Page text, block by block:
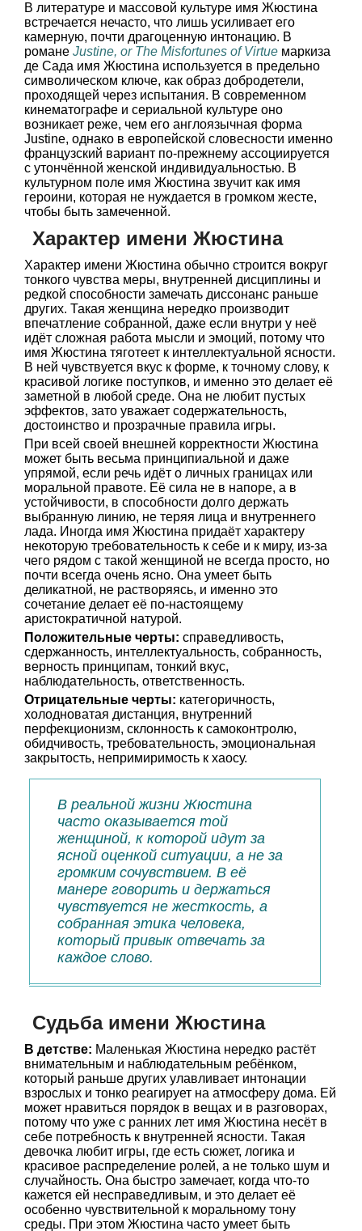
В литературе и массовой культуре имя Жюстина
встречается нечасто, что лишь усиливает его
камерную, почти драгоценную интонацию. В
романе Justine, or The Misfortunes of Virtue маркиза
де Сада имя Жюстина используется в предельно
символическом ключе, как образ добродетели,
проходящей через испытания. В современном
кинематографе и сериальной культуре оно
возникает реже, чем его англоязычная форма
Justine, однако в европейской словесности именно
французский вариант по-прежнему ассоциируется
с утончённой женской индивидуальностью. В
культурном поле имя Жюстина звучит как имя
героини, которая не нуждается в громком жесте,
чтобы быть замеченной.
Характер имени Жюстина
Характер имени Жюстина обычно строится вокруг
тонкого чувства меры, внутренней дисциплины и
редкой способности замечать диссонанс раньше
других. Такая женщина нередко производит
впечатление собранной, даже если внутри у неё
идёт сложная работа мысли и эмоций, потому что
имя Жюстина тяготеет к интеллектуальной ясности.
В ней чувствуется вкус к форме, к точному слову, к
красивой логике поступков, и именно это делает её
заметной в любой среде. Она не любит пустых
эффектов, зато уважает содержательность,
достоинство и прозрачные правила игры.
При всей своей внешней корректности Жюстина
может быть весьма принципиальной и даже
упрямой, если речь идёт о личных границах или
моральной правоте. Её сила не в напоре, а в
устойчивости, в способности долго держать
выбранную линию, не теряя лица и внутреннего
лада. Иногда имя Жюстина придаёт характеру
некоторую требовательность к себе и к миру, из-за
чего рядом с такой женщиной не всегда просто, но
почти всегда очень ясно. Она умеет быть
деликатной, не растворяясь, и именно это
сочетание делает её по-настоящему
аристократичной натурой.
Положительные черты: справедливость,
сдержанность, интеллектуальность, собранность,
верность принципам, тонкий вкус,
наблюдательность, ответственность.
Отрицательные черты: категоричность,
холодноватая дистанция, внутренний
перфекционизм, склонность к самоконтролю,
обидчивость, требовательность, эмоциональная
закрытость, непримиримость к хаосу.
В реальной жизни Жюстина
часто оказывается той
женщиной, к которой идут за
ясной оценкой ситуации, а не за
громким сочувствием. В её
манере говорить и держаться
чувствуется не жесткость, а
собранная этика человека,
который привык отвечать за
каждое слово.
Судьба имени Жюстина
В детстве: Маленькая Жюстина нередко растёт
внимательным и наблюдательным ребёнком,
который раньше других улавливает интонации
взрослых и тонко реагирует на атмосферу дома. Ей
может нравиться порядок в вещах и в разговорах,
потому что уже с ранних лет имя Жюстина несёт в
себе потребность к внутренней ясности. Такая
девочка любит игры, где есть сюжет, логика и
красивое распределение ролей, а не только шум и
случайность. Она быстро замечает, когда что-то
кажется ей несправедливым, и это делает её
особенно чувствительной к моральному тону
среды. При этом Жюстина часто умеет быть